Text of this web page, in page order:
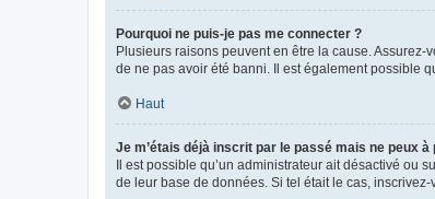
Pourquoi ne puis-je pas me connecter ?
Plusieurs raisons peuvent en être la cause. Assurez-
de ne pas avoir été banni. Il est également possible
Haut
Je m’étais déjà inscrit par le passé mais ne peux
Il est possible qu’un administrateur ait désactivé ou
de leur base de données. Si tel était le cas,